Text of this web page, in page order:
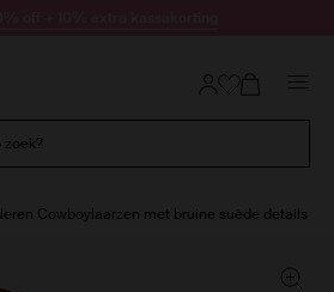
zoek?
Cowboylaarzen met bruine suède details